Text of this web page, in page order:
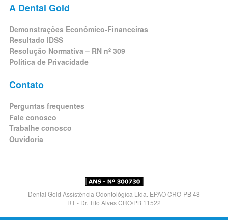
A Dental Gold
Demonstrações Econômico-Financeiras
Resultado IDSS
Resolução Normativa – RN nº 309
Política de Privacidade
Contato
Perguntas frequentes
Fale conosco
Trabalhe conosco
Ouvidoria
Dental Gold Assistência Odontológica Ltda. EPAO CRO-PB 48
RT - Dr. Tito Alves CRO/PB 11522